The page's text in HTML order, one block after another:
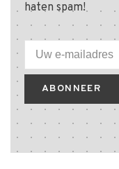
haten spam!
ABONNEER